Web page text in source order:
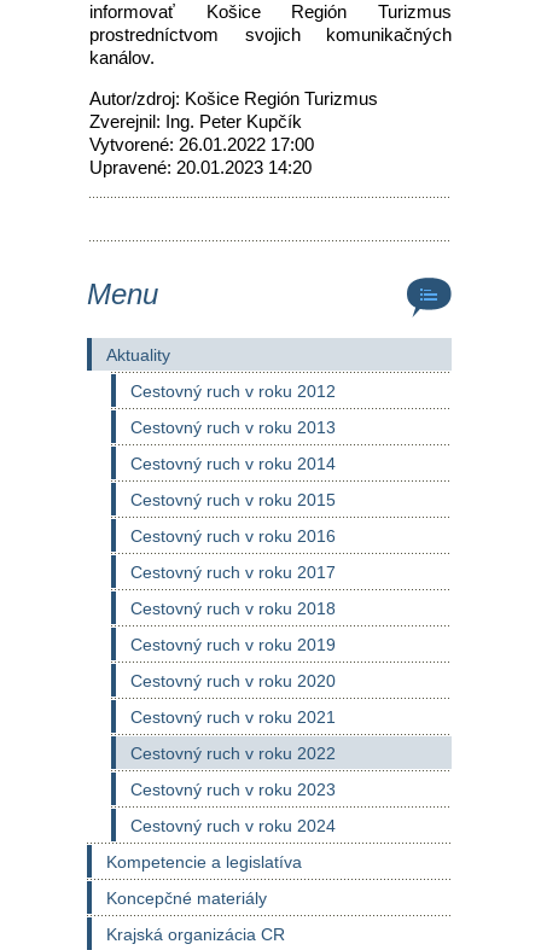
informovať Košice Región Turizmus
prostredníctvom svojich komunikačných
kanálov.
Autor/zdroj: Košice Región Turizmus
Zverejnil: Ing. Peter Kupčík
Vytvorené: 26.01.2022 17:00
Upravené: 20.01.2023 14:20
Menu
Aktuality
Cestovný ruch v roku 2012
Cestovný ruch v roku 2013
Cestovný ruch v roku 2014
Cestovný ruch v roku 2015
Cestovný ruch v roku 2016
Cestovný ruch v roku 2017
Cestovný ruch v roku 2018
Cestovný ruch v roku 2019
Cestovný ruch v roku 2020
Cestovný ruch v roku 2021
Cestovný ruch v roku 2022
Cestovný ruch v roku 2023
Cestovný ruch v roku 2024
Kompetencie a legislatíva
Koncepčné materiály
Krajská organizácia CR